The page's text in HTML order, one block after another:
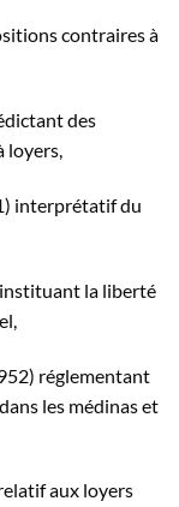
contraires à
des
loyers,
interprétatif du
la liberté
réglementant
les médinas et
aux loyers